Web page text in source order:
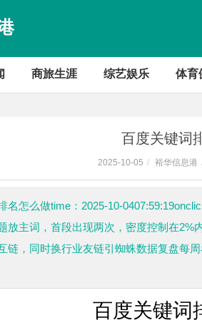
商旅生涯 综艺娱乐 体育
百度关键词
2025-10-05 / 裕华信息港
名怎么做time：2025-10-
放主词，首段出现两次，密度控制在
链，同时换行业友链引蜘蛛数据复盘每
百度关键词